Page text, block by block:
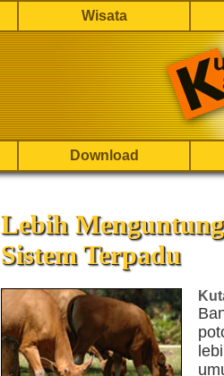
Wisata
Download
Lebih
Sistem Terpadu